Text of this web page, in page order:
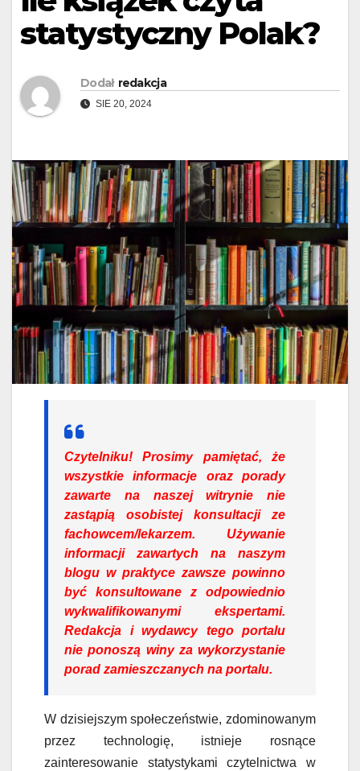
statystyczny Polak?
Dodał redakcja
SIE 20, 2024
Czytelniku! Prosimy pamiętać, że
wszystkie informacje oraz porady
zawarte na naszej witrynie nie
zastąpią osobistej konsultacji ze
fachowcem/lekarzem. Używanie
informacji zawartych na naszym
blogu w praktyce zawsze powinno
być konsultowane z odpowiednio
wykwalifikowanymi ekspertami.
Redakcja i wydawcy tego portalu
nie ponoszą winy za wykorzystanie
porad zamieszczanych na portalu.
W dzisiejszym społeczeństwie, zdominowanym
przez technologię, istnieje rosnące
zainteresowanie statystykami czytelnictwa w